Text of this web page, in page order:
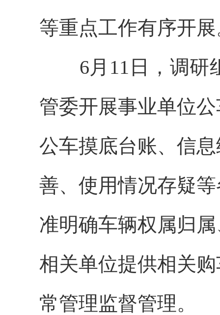
等重点工作有序开
6月11日，调研
管委开展事业单位
公车摸底台账、信
善、使用情况存疑
准明确车辆权属归
相关单位提供相关
常管理监督管理。